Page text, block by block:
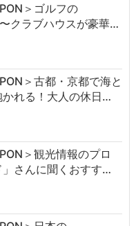
＞ゴルフの
クラブハウスが豪華…
＞古都・京都で海と
れる！大人の休日…
＞観光情報のプロ
」さんに聞くおすす…